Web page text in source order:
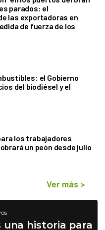
parados: el
las exportadoras en
de fuerza de los
el Gobierno
del biodiésel y el
los trabajadores
un peón desde julio
Ver más >
una historia para